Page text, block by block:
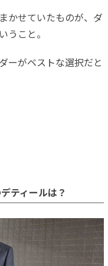
かせていたものが、ダ
うこと。
ーがベストな選択だと
ティールは？